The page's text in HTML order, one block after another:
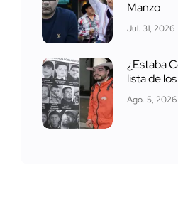
Manzo
Jul. 31, 2026
¿Estaba
lista de
Ago. 5, 2026